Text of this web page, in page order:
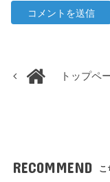
トップペ
RECOMMEND こ